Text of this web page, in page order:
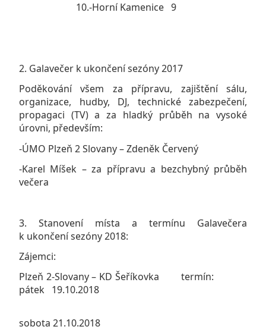
10.-Horní Kamenice 9
2. Galavečer k ukončení sezóny 2017
Poděkování všem za přípravu, zajištění sálu,
organizace, hudby, DJ, technické zabezpečení,
propagaci (TV) a za hladký průběh na vysoké
úrovni, především:
-ÚMO Plzeň 2 Slovany – Zdeněk Červený
-Karel Míšek – za přípravu a bezchybný průběh
večera
3. Stanovení místa a termínu Galavečera
k ukončení sezóny 2018:
Zájemci:
Plzeň 2-Slovany – KD Šeříkovka termín:
pátek 19.10.2018
sobota 21.10.2018